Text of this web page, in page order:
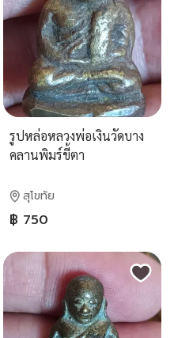
รูปหล่อหลวงพ่อเงินวัดบาง
คลานพิมร์ขี้ตา
สุโขทัย
฿ 750